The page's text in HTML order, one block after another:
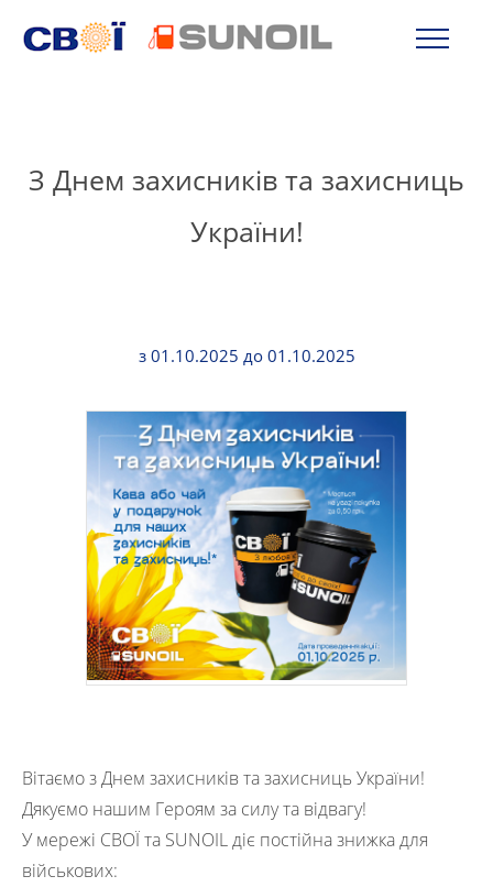
З Днем захисників та захисниць
України!
з 01.10.2025 до 01.10.2025
Вітаємо з Днем захисників та захисниць України!
Дякуємо нашим Героям за силу та відвагу!
У мережі СВОЇ та SUNOIL діє постійна знижка для
військових: